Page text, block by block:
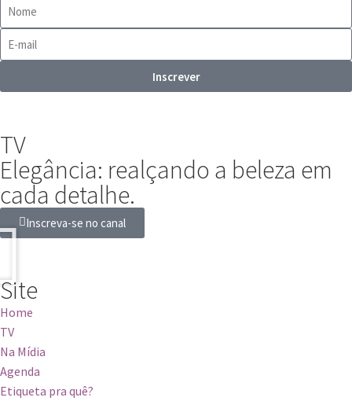
Inscrever
TV
Elegância: realçando a beleza em
cada detalhe.
Inscreva-se no canal
Site
Home
TV
Na Mídia
Agenda
Etiqueta pra quê?